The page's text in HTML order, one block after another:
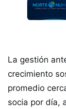
La gestión
crecimiento
promedio
socia por día,